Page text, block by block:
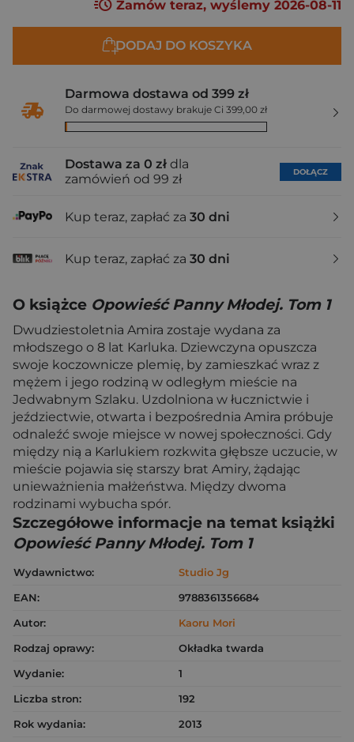
Zamów teraz, wyślemy 2026-08-11
DODAJ DO KOSZYKA
Darmowa dostawa od 399 zł
Do darmowej dostawy brakuje Ci 399,00 zł
Dostawa za 0 zł dla
zamówień od 99 zł
DOŁĄCZ
Kup teraz, zapłać za 30 dni
Kup teraz, zapłać za 30 dni
O książce Opowieść Panny Młodej. Tom 1
Dwudziestoletnia Amira zostaje wydana za
młodszego o 8 lat Karluka. Dziewczyna opuszcza
swoje koczownicze plemię, by zamieszkać wraz z
mężem i jego rodziną w odległym mieście na
Jedwabnym Szlaku. Uzdolniona w łucznictwie i
jeździectwie, otwarta i bezpośrednia Amira próbuje
odnaleźć swoje miejsce w nowej społeczności. Gdy
między nią a Karlukiem rozkwita głębsze uczucie, w
mieście pojawia się starszy brat Amiry, żądając
unieważnienia małżeństwa. Między dwoma
rodzinami wybucha spór.
Szczegółowe informacje na temat książki
Opowieść Panny Młodej. Tom 1
Wydawnictwo:
Studio Jg
EAN:
9788361356684
Autor:
Kaoru Mori
Rodzaj oprawy:
Okładka twarda
Wydanie:
1
Liczba stron:
192
Rok wydania:
2013